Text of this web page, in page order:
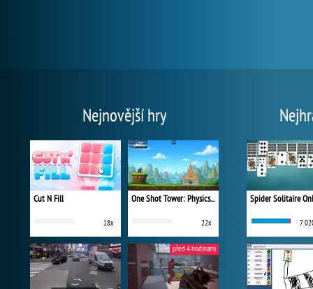
Nejnovější hry
Cut N Fill
18x
One Shot Tower: Physics Destroyer
22x
před 4 hodinami
Spider Solitaire
7